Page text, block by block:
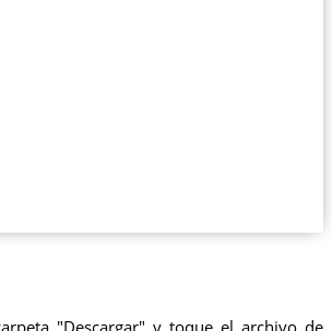
"Descargar" y toque el archivo de